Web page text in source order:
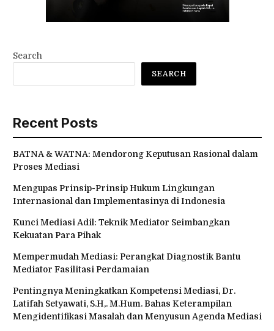
Search
SEARCH
Recent Posts
BATNA & WATNA: Mendorong Keputusan Rasional dalam
Proses Mediasi
Mengupas Prinsip-Prinsip Hukum Lingkungan
Internasional dan Implementasinya di Indonesia
Kunci Mediasi Adil: Teknik Mediator Seimbangkan
Kekuatan Para Pihak
Mempermudah Mediasi: Perangkat Diagnostik Bantu
Mediator Fasilitasi Perdamaian
Pentingnya Meningkatkan Kompetensi Mediasi, Dr.
Latifah Setyawati, S.H,. M.Hum. Bahas Keterampilan
Mengidentifikasi Masalah dan Menyusun Agenda Mediasi